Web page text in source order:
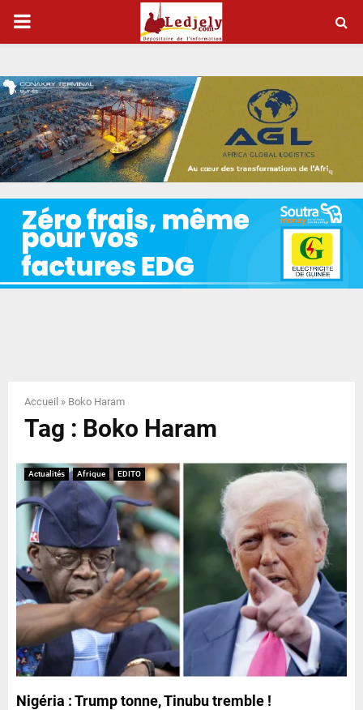
P
I
M
A
Y
N
U
Accueil » Boko Haram
Tag : Boko Haram
Actualités Afrique EDITO
Nigéria : Trump tonne, Tinubu tremble !